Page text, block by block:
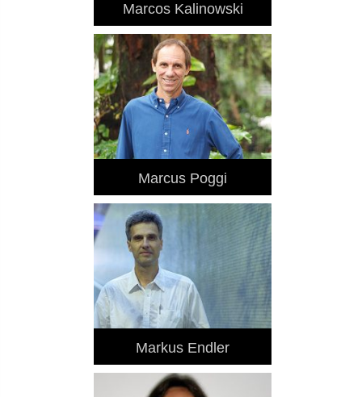
Marcos Kalinowski
Marcus Poggi
Markus Endler